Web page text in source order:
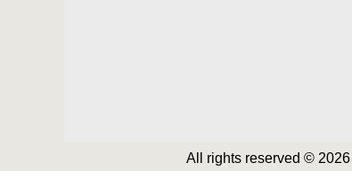
All rights reserved ©